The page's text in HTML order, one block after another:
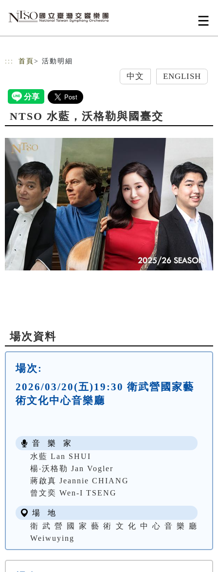
::: 首頁 > 活動明細
中文 ENGLISH
NTSO 水藍，沃格勒與國臺交
場次資料
場次:
2026/03/20(五)19:30 衛武營國家藝
術文化中心音樂廳
音 樂 家
水藍 Lan SHUI
楊‧沃格勒 Jan Vogler
蔣啟真 Jeannie CHIANG
曾文奕 Wen-I TSENG
場 地
衛武營國家藝術文化中心音樂廳
Weiwuying